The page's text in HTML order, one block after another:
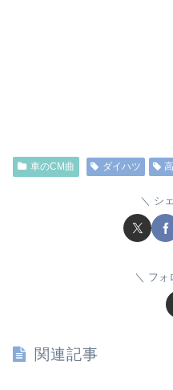
車のCM曲 ダイハツ
シ
フォ
関連記事